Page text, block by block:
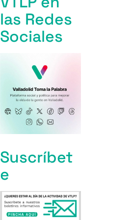
las Redes
Sociales
Suscríbet
e